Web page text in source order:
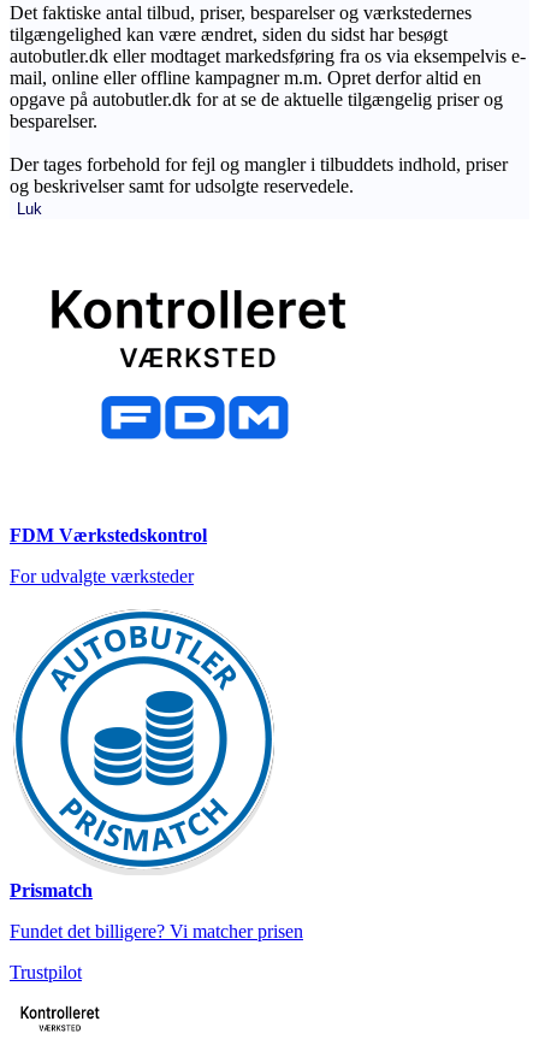
Det faktiske antal tilbud, priser, besparelser og værkstedernes
tilgængelighed kan være ændret, siden du sidst har besøgt
autobutler.dk eller modtaget markedsføring fra os via eksempelvis e-
mail, online eller offline kampagner m.m. Opret derfor altid en
opgave på autobutler.dk for at se de aktuelle tilgængelig priser og
besparelser.
Der tages forbehold for fejl og mangler i tilbuddets indhold, priser
og beskrivelser samt for udsolgte reservedele.
Luk
FDM Værkstedskontrol
For udvalgte værksteder
Prismatch
Fundet det billigere? Vi matcher prisen
Trustpilot